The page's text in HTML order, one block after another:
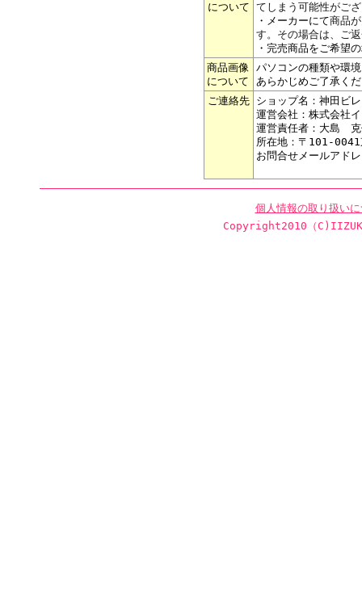
について てしまう可能性がご
・メーカーにて商品
す。その場合は、ご
・完売商品をご希望
商品画像
について
パソコンの種類や環
あらかじめご了承く
ご連絡先
ショップ名：神田ビ
運営会社：株式会社
運営責任者：大島
所在地：〒101-
お問合せメールアド
個人情報の取り扱い
Copyright2010（